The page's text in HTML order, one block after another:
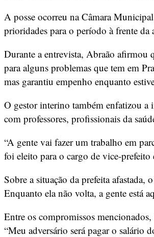
A posse ocorreu na Câmara
prioridades para o período à frente da
Durante a entrevista, Abraão afirmou
para alguns problemas que tem em
mas garantiu empenho enquanto
O gestor interino também enfatizou a
com professores, profissionais da
“A gente vai fazer um trabalho em
foi eleito para o cargo de vice-
Sobre a situação da prefeita afastada,
Enquanto ela não volta, a gente está
Entre os compromissos
“Meu adversário será pagar o salário